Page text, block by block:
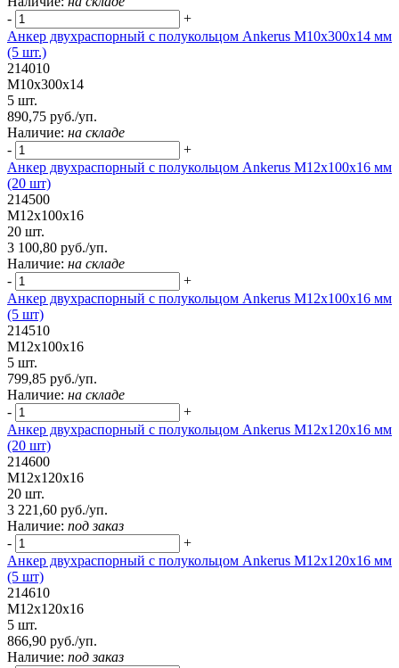
-
+
Анкер двухраспорный с полукольцом Ankerus М10х300х14 мм
(5 шт.)
214010
М10х300х14
5 шт.
890,75 руб./уп.
Наличие: на складе
-
+
Анкер двухраспорный с полукольцом Ankerus М12х100х16 мм
(20 шт)
214500
М12х100х16
20 шт.
3 100,80 руб./уп.
Наличие: на складе
-
+
Анкер двухраспорный с полукольцом Ankerus М12х100х16 мм
(5 шт)
214510
М12х100х16
5 шт.
799,85 руб./уп.
Наличие: на складе
-
+
Анкер двухраспорный с полукольцом Ankerus М12х120х16 мм
(20 шт)
214600
М12х120х16
20 шт.
3 221,60 руб./уп.
Наличие: под заказ
-
+
Анкер двухраспорный с полукольцом Ankerus М12х120х16 мм
(5 шт)
214610
М12х120х16
5 шт.
866,90 руб./уп.
Наличие: под заказ